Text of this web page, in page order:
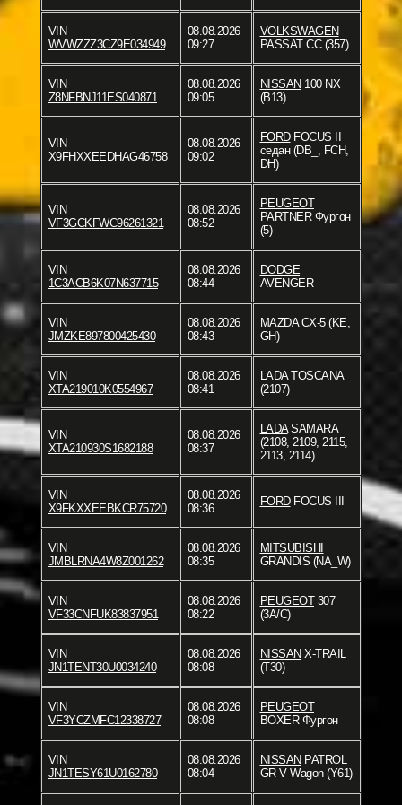
VIN
WVWZZZ3CZ9E034949
08.08.2026
09:27
VOLKSWAGEN
PASSAT CC (357)
VIN
Z8NFBNJ11ES040871
08.08.2026
09:05
NISSAN 100 NX
(B13)
VIN
X9FHXXEEDHAG46758
08.08.2026
09:02
FORDFOCUS II
седан (DB_, FCH,
DH)
VIN
VF3GCKFWC96261321
08.08.2026
08:52
PEUGEOT
PARTNER Фургон
(5)
VIN
1C3ACB6K07N637715
08.08.2026
08:44
DODGE
AVENGER
VIN
JMZKE897800425430
08.08.2026
08:43
MAZDACX-5 (KE,
GH)
VIN
XTA219010K0554967
08.08.2026
08:41
LADATOSCANA
(2107)
VIN
XTA210930S1682188
08.08.2026
08:37
LADASAMARA
(2108, 2109, 2115,
2113, 2114)
VIN
X9FKXXEEBKCR75720
08.08.2026
08:36
FORDFOCUS III
VIN
JMBLRNA4W8Z001262
08.08.2026
08:35
MITSUBISHI
GRANDIS (NA_W)
VIN
VF33CNFUK83837951
08.08.2026
08:22
PEUGEOT307
(3A/C)
VIN
JN1TENT30U0034240
08.08.2026
08:08
NISSAN X-TRAIL
(T30)
VIN
VF3YCZMFC12338727
08.08.2026
08:08
PEUGEOT
BOXER Фургон
VIN
JN1TESY61U0162780
08.08.2026
08:04
NISSAN PATROL
GR V Wagon (Y61)